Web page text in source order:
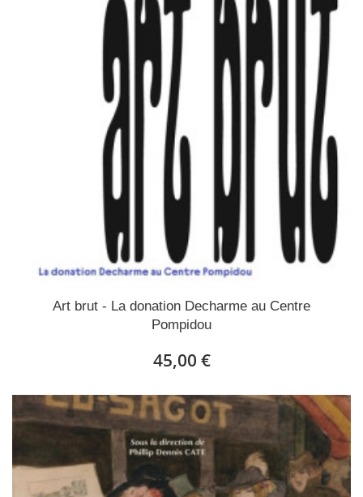
Art brut - La donation Decharme au Centre
Pompidou
45,00 €